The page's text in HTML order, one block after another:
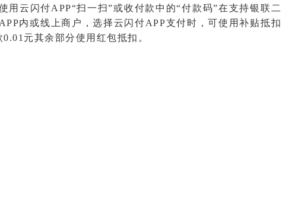
云闪付APP“扫一扫”或收付款中的“付款码”在支持银联二
内或线上商户，选择云闪付APP支付时，可使用补贴抵扣
元其余部分使用红包抵扣。